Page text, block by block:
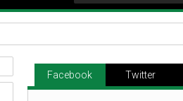
Facebook Twitter